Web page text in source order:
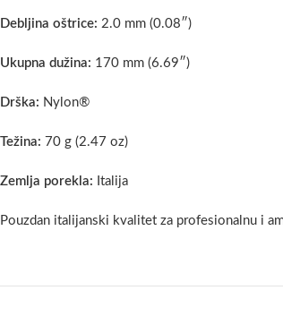
Debljina oštrice: 2.0 mm (0.08″)
Ukupna dužina: 170 mm (6.69″)
Drška: Nylon®
Težina: 70 g (2.47 oz)
Zemlja porekla: Italija
Pouzdan italijanski kvalitet za profesionalnu i